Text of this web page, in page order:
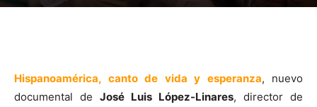
Hispanoamérica, canto de vida y esperanza, nuevo
documental de José Luis López-Linares, director de